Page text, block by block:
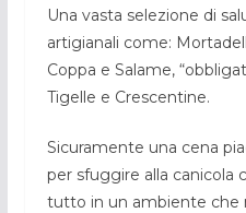
Una vasta selezione di
artigianali come:
Coppa e Salame,
Tigelle e Crescentine.
Sicuramente una cena
per sfuggire alla canicola
tutto in un ambiente che